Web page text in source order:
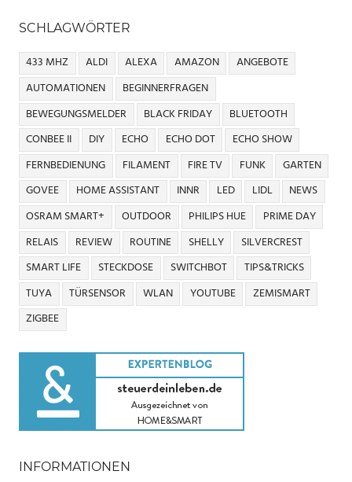
SCHLAGWÖRTER
433 MHZ ALDI ALEXA AMAZON
ANGEBOTE
AUTOMATIONEN
BEGINNERFRAGEN
BEWEGUNGSMELDER
BLACK FRIDAY
BLUETOOTH
CONBEE II
DIY ECHO ECHO DOT
ECHO SHOW
FERNBEDIENUNG
FILAMENT FIRE TV FUNK
GARTEN
GOVEE
HOME ASSISTANT INNR LED LIDL
NEWS
OSRAM SMART+
OUTDOOR PHILIPS HUE
PRIME DAY
RELAIS
REVIEW ROUTINE SHELLY
SILVERCREST
SMART LIFE
STECKDOSE SWITCHBOT
TIPS&TRICKS
TUYA
TÜRSENSOR WLAN YOUTUBE
ZEMISMART
ZIGBEE
INFORMATIONEN